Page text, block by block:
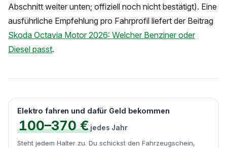
Abschnitt weiter unten; offiziell noch nicht bestätigt). Eine
ausführliche Empfehlung pro Fahrprofil liefert der Beitrag
Skoda Octavia Motor 2026: Welcher Benziner oder
Diesel passt.
Elektro fahren und dafür Geld bekommen
100–370 € jedes Jahr
Steht jedem Halter zu. Du schickst den Fahrzeugschein,